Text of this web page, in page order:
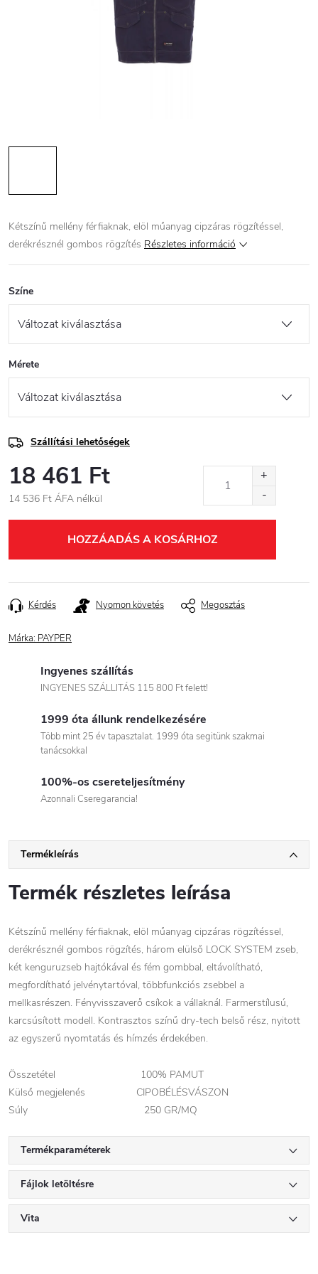
Kétszínű mellény férfiaknak, elöl műanyag cipzáras rögzítéssel,
derékrésznél gombos rögzítés Részletes információ
Színe
Mérete
Szállítási lehetőségek
18 461 Ft
14 536 Ft ÁFA nélkül
HOZZÁADÁS A KOSÁRHOZ
Kérdés Nyomon követés Megosztás
Márka: PAYPER
Ingyenes szállítás
INGYENES SZÁLLITÁS 115 800 Ft felett!
1999 óta állunk rendelkezésére
Több mint 25 év tapasztalat. 1999 óta segitünk szakmai
tanácsokkal
100%-os csereteljesítmény
Azonnali Cseregarancia!
Termékleírás
Termék részletes leírása
Kétszínű mellény férfiaknak, elöl műanyag cipzáras rögzítéssel,
derékrésznél gombos rögzítés, három elülső LOCK SYSTEM zseb,
két kenguruzseb hajtókával és fém gombbal, eltávolítható,
megfordítható jelvénytartóval, többfunkciós zsebbel a
mellkasrészen. Fényvisszaverő csíkok a vállaknál. Farmerstílusú,
karcsúsított modell. Kontrasztos színű dry-tech belső rész, nyitott
az egyszerű nyomtatás és hímzés érdekében.
Összetétel 100% PAMUT
Külső megjelenés CIPOBÉLÉSVÁSZON
Súly 250 GR/MQ
Termékparaméterek
Fájlok letöltésre
Vita